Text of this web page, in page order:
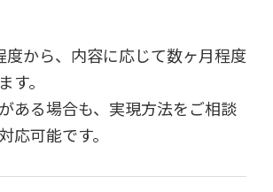
度から、内容に応じて数ヶ月程度
す。
ある場合も、実現方法をご相談
応可能です。